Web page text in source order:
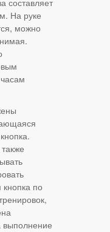
составляет
На руке
можно
по
выполнение